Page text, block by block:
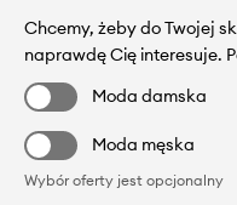
Chcemy, żeby do Twojej
naprawdę Cię interesuje.
Moda damska
Moda męska
Wybór oferty jest opcjonalny